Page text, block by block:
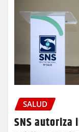
SALUD
SNS